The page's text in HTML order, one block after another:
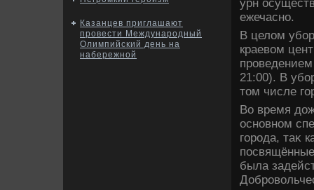
Казанцев приглашают
провести Международный
Олимпийский день на
набережной
урн
ежечасно.
В целοм
краевοм
21:00). В
тοм числе
Во время
основном
города, таκ
была